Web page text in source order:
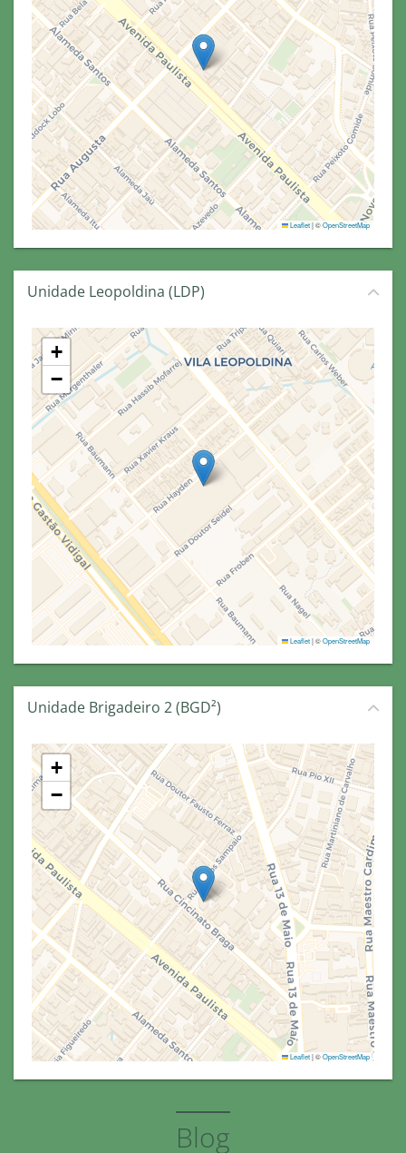
Leaflet|©OpenStreetMap
Unidade Leopoldina (LDP)
+
−
Leaflet|©OpenStreetMap
Unidade Brigadeiro 2 (BGD²)
+
−
Leaflet|©OpenStreetMap
Blog